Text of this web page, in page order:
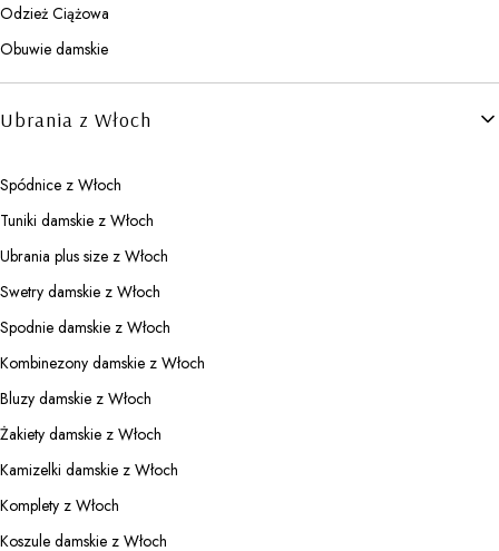
Odzież Ciążowa
Obuwie damskie
Ubrania z Włoch
Spódnice z Włoch
Tuniki damskie z Włoch
Ubrania plus size z Włoch
Swetry damskie z Włoch
Spodnie damskie z Włoch
Kombinezony damskie z Włoch
Bluzy damskie z Włoch
Żakiety damskie z Włoch
Kamizelki damskie z Włoch
Komplety z Włoch
Koszule damskie z Włoch